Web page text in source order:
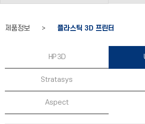
제품정보 > 플라스틱 3D 프린터
HP 3D
Stratasys
Aspect